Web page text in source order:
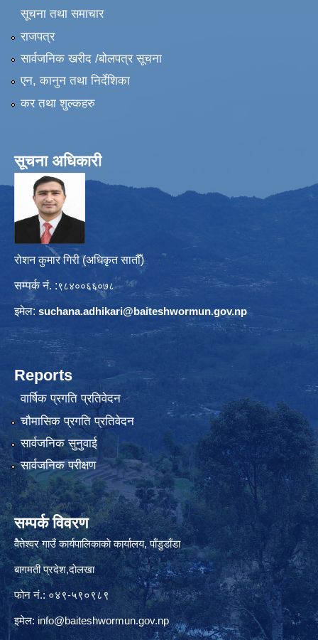
सूचना तथा समाचार
राजपत्र
सार्वजनिक खरीद /बोलपत्र सूचना
एन, कानुन तथा निर्देशिका
कर तथा शुल्कहरु
सूचना अधिकारी
रोशन कुमार गिरी (अधिकृत सातौँ)
सम्पर्क नं. :९८४००६६०७८
इमेल: suchana.adhikari@baiteshwormun.gov.np
Reports
वार्षिक प्रगति प्रतिवेदन
चौमासिक प्रगति प्रतिवेदन
सार्वजनिक सुनुवाई
सार्वजनिक परीक्षण
सम्पर्क विवरण
वैेतेश्वर गाउँ कार्यपालिकाकाे कार्यालय, पाँडुडाँडा
बागमती‌ प्रदेश,दाेलखा
फोन नं.: ०४९-५९०९८९
इमेल: info@baiteshwormun.gov.np